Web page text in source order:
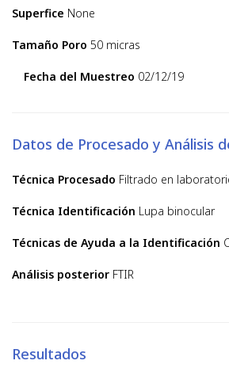
Superfice None
Tamaño Poro 50 micras
Fecha del Muestreo 02/12/19
Datos de Procesado y Análisis
Técnica Procesado Filtrado en
Técnica Identificación Lupa binocular
Técnicas de Ayuda a la Identificación
Análisis posterior FTIR
Resultados